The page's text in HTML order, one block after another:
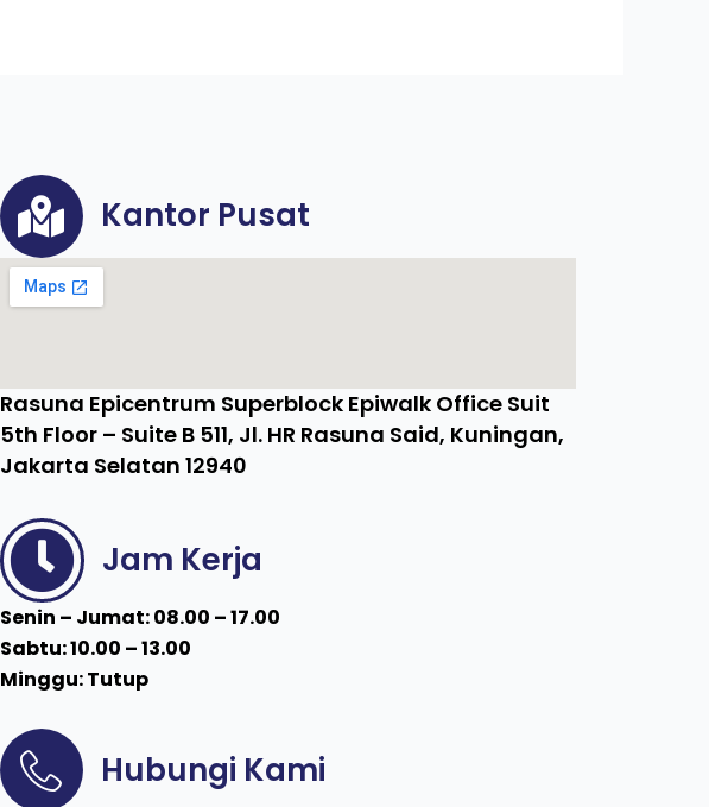
Kantor Pusat
Rasuna Epicentrum Superblock Epiwalk Office Suit
5th Floor – Suite B 511, Jl. HR Rasuna Said, Kuningan,
Jakarta Selatan 12940
Jam Kerja
Senin – Jumat: 08.00 – 17.00
Sabtu: 10.00 – 13.00
Minggu: Tutup
Hubungi Kami